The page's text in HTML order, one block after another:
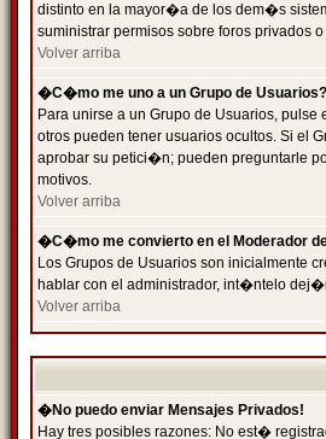
distinto en la mayor�a de los dem�s
suministrar permisos sobre foros privados
Volver arriba
�C�mo me uno a un Grupo de Usuarios?
Para unirse a un Grupo de Usuarios, pulse
otros pueden tener usuarios ocultos. Si el
aprobar su petici�n; pueden preguntarle
motivos.
Volver arriba
�C�mo me convierto en el Moderador
Los Grupos de Usuarios son inicialmente
hablar con el administrador, int�ntelo
Volver arriba
�No puedo enviar Mensajes Privados!
Hay tres posibles razones: No est�